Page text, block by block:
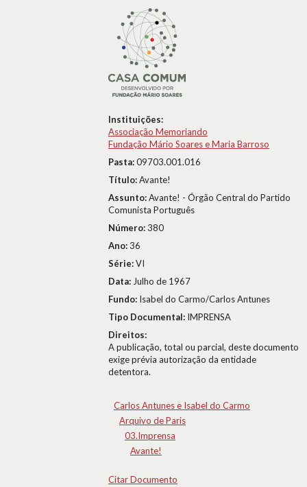
Instituições:
Associação Memoriando
Fundação Mário Soares e Maria Barroso
Pasta:09703.001.016
Título:Avante!
Assunto:Avante! - Órgão Central do Partido
Comunista Português
Número:380
Ano:36
Série:VI
Data: Julho de 1967
Fundo: Isabel do Carmo/Carlos Antunes
Tipo Documental: IMPRENSA
Direitos:
A publicação, total ou parcial, deste documento
exige prévia autorização da entidade
detentora.
Carlos Antunes e Isabel do Carmo
Arquivo de Paris
03.Imprensa
Avante!
Citar Documento